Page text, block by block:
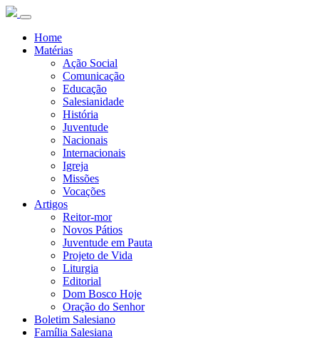
Home
Matérias
Ação Social
Comunicação
Educação
Salesianidade
História
Juventude
Nacionais
Internacionais
Igreja
Missões
Vocações
Artigos
Reitor-mor
Novos Pátios
Juventude em Pauta
Projeto de Vida
Liturgia
Editorial
Dom Bosco Hoje
Oração do Senhor
Boletim Salesiano
Família Salesiana